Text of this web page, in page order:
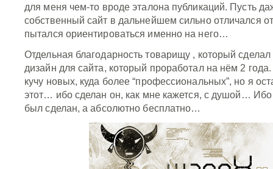
для меня чем-то вроде эталона публикаций. Пусть
собственный сайт в дальнейшем сильно отличался
пытался ориентироваться именно на него…
Отдельная благодарность товарищу , который
дизайн для сайта, который проработал на нём 2
кучу новых, куда более “профессиональных”, но я
этот… ибо сделан он, как мне кажется, с душой… Ибо
был сделан, а абсолютно бесплатно…